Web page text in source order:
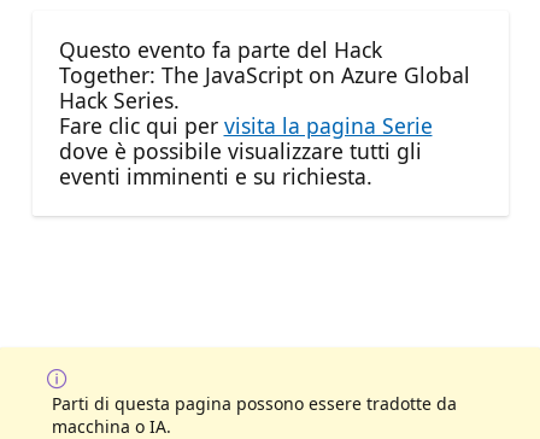
Questo evento fa parte del Hack
Together: The JavaScript on Azure Global
Hack Series.
Fare clic qui per visita la pagina Serie
dove è possibile visualizzare tutti gli
eventi imminenti e su richiesta.
Parti di questa pagina possono essere tradotte da
macchina o IA.